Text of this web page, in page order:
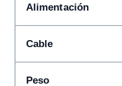
Alimentación
Cable
Peso